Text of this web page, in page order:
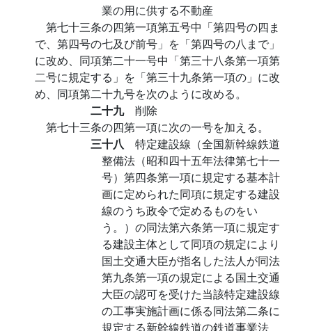
業の用に供する不動産
第七十三条の四第一項第五号中「第四号の四ま
で、第四号の七及び前号」を「第四号の八まで」
に改め、同項第二十一号中「第三十八条第一項第
二号に規定する」を「第三十九条第一項の」に改
め、同項第二十九号を次のように改める。
二十九 削除
第七十三条の四第一項に次の一号を加える。
三十八 特定建設線（全国新幹線鉄道
整備法（昭和四十五年法律第七十一
号）第四条第一項に規定する基本計
画に定められた同項に規定する建設
線のうち政令で定めるものをい
う。）の同法第六条第一項に規定す
る建設主体として同項の規定により
国土交通大臣が指名した法人が同法
第九条第一項の規定による国土交通
大臣の認可を受けた当該特定建設線
の工事実施計画に係る同法第二条に
規定する新幹線鉄道の鉄道事業法